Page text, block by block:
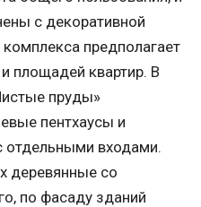
с декоративной
предполагает
площадей квартир. В
пруды»
пентхаусы и
отдельными входами.
деревянные со
по фасаду зданий